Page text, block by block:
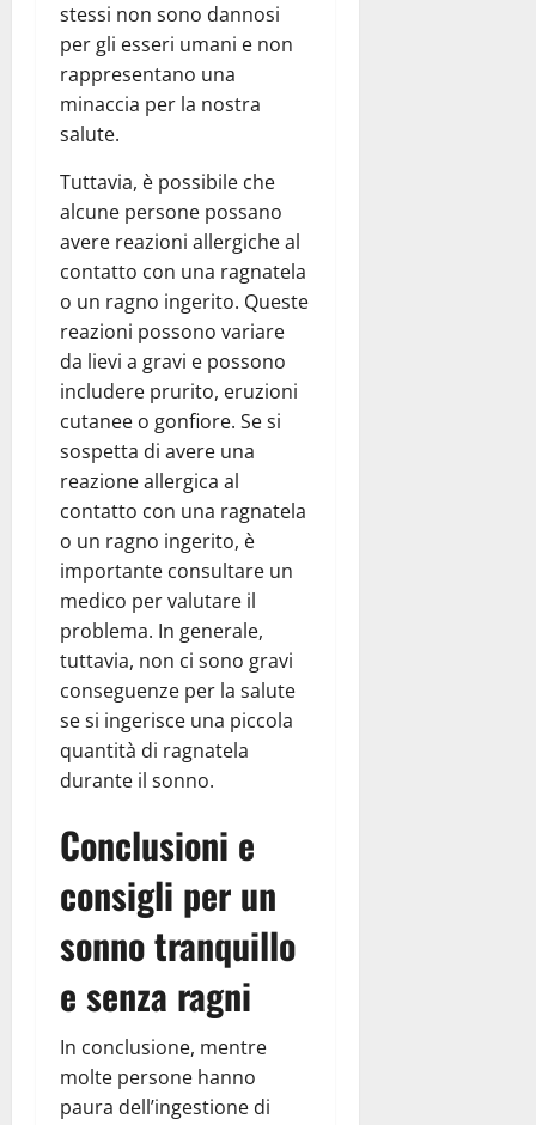
stessi non sono dannosi
per gli esseri umani e non
rappresentano una
minaccia per la nostra
salute.
Tuttavia, è possibile che
alcune persone possano
avere reazioni allergiche al
contatto con una ragnatela
o un ragno ingerito. Queste
reazioni possono variare
da lievi a gravi e possono
includere prurito, eruzioni
cutanee o gonfiore. Se si
sospetta di avere una
reazione allergica al
contatto con una ragnatela
o un ragno ingerito, è
importante consultare un
medico per valutare il
problema. In generale,
tuttavia, non ci sono gravi
conseguenze per la salute
se si ingerisce una piccola
quantità di ragnatela
durante il sonno.
Conclusioni e
consigli per un
sonno tranquillo
e senza ragni
In conclusione, mentre
molte persone hanno
paura dell’ingestione di